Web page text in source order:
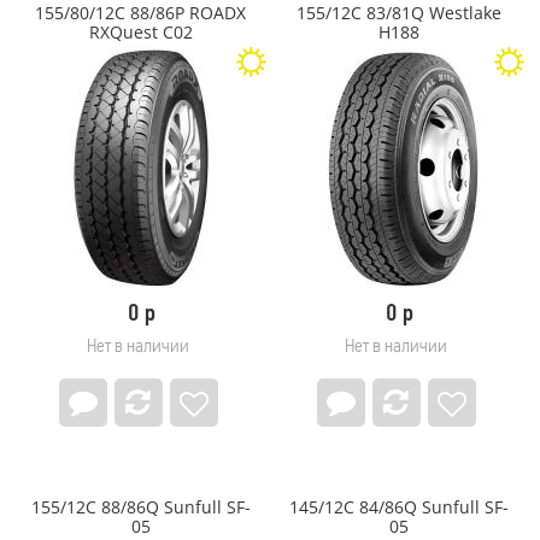
280
290
295
3,25
30
30,50
300
305
325
33
350
EVERGREEN
Exmile
Falken
FIREMAX
Firestone
FORCELAND
Forerunner
Formula
Fortune
Forward
FORZA
Galaxy (Yokohama ATG)
General
Gislaved
GiTi
GRI
155/80/12C 88/86P ROADX
RXQuest C02
0 р
Нет в наличии
155/12C 83/81Q Westlake
H188
0 р
Нет в наличии
155/12C 88/86Q Sunfull SF-
05
145/12C 84/86Q Sunfull SF-
05